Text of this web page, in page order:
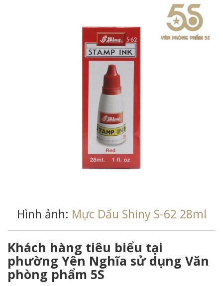
Hình ảnh: Mực Dấu Shiny S-62 28ml
Khách hàng tiêu biểu tại
phường Yên Nghĩa sử dụng Văn
phòng phẩm 5S